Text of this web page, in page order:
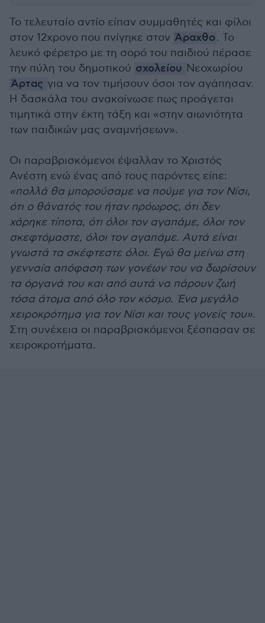
Το τελευταίο αντίο είπαν συμμαθητές και φίλοι
στον 12χρονο που πνίγηκε στον Άραχθο. Το
λευκό φέρετρο με τη σορό του παιδιού πέρασε
την πύλη του δημοτικού σχολείου Νεοχωρίου
Άρτας για να τον τιμήσουν όσοι τον αγάπησαν.
Η δασκάλα του ανακοίνωσε πως προάγεται
τιμητικά στην έκτη τάξη και «στην αιωνιότητα
των παιδικών μας αναμνήσεων».
Οι παραβρισκόμενοι έψαλλαν το Χριστός
Ανέστη ενώ ένας από τους παρόντες είπε:
«πολλά θα μπορούσαμε να πούμε για τον Νίσι,
ότι ο θάνατός του ήταν πρόωρος, ότι δεν
χάρηκε τίποτα, ότι όλοι τον αγαπάμε, όλοι τον
σκεφτόμαστε, όλοι τον αγαπάμε. Αυτά είναι
γνωστά τα σκέφτεστε όλοι. Εγώ θα μείνω στη
γενναία απόφαση των γονέων του να δωρίσουν
τα όργανά του και από αυτά να πάρουν ζωή
τόσα άτομα από όλο τον κόσμο. Ένα μεγάλο
χειροκρότημα για τον Νίσι και τους γονείς του».
Στη συνέχεια οι παραβρισκόμενοι ξέσπασαν σε
χειροκροτήματα.